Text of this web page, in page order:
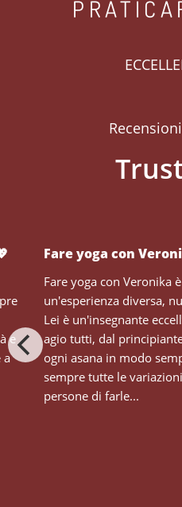
Fare yoga con
Fare yoga con Veronika
un'esperienza diversa,
Lei è un'insegnante
agio tutti, dal
ogni asana in modo
sempre tutte le
persone di farle...
e
a